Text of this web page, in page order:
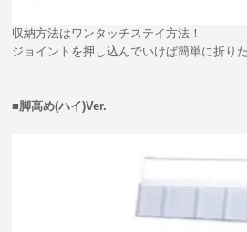
収納方法はワンタッチステイ方法！
ジョイントを押し込んでいけば簡単に折り
■脚高め(ハイ)Ver.